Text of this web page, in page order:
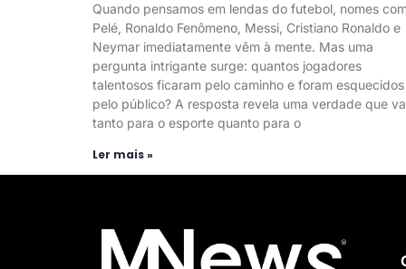
Quando pensamos em lendas do futebol, nomes
Pelé, Ronaldo Fenômeno, Messi, Cristiano Ronaldo e
Neymar imediatamente vêm à mente. Mas uma
pergunta intrigante surge: quantos jogadores
talentosos ficaram pelo caminho e foram esquecidos
pelo público? A resposta revela uma verdade que
tanto para o esporte quanto para o
Ler mais »